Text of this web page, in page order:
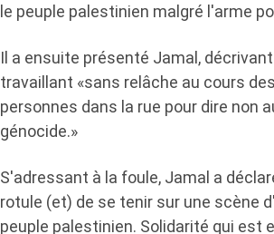
le peuple palestinien malgré l'arme
Il a ensuite présenté Jamal,
travaillant «sans relâche au cours
personnes dans la rue pour dire non
génocide.»
S'adressant à la foule, Jamal a
rotule (et) de se tenir sur une scène
peuple palestinien. Solidarité qui est